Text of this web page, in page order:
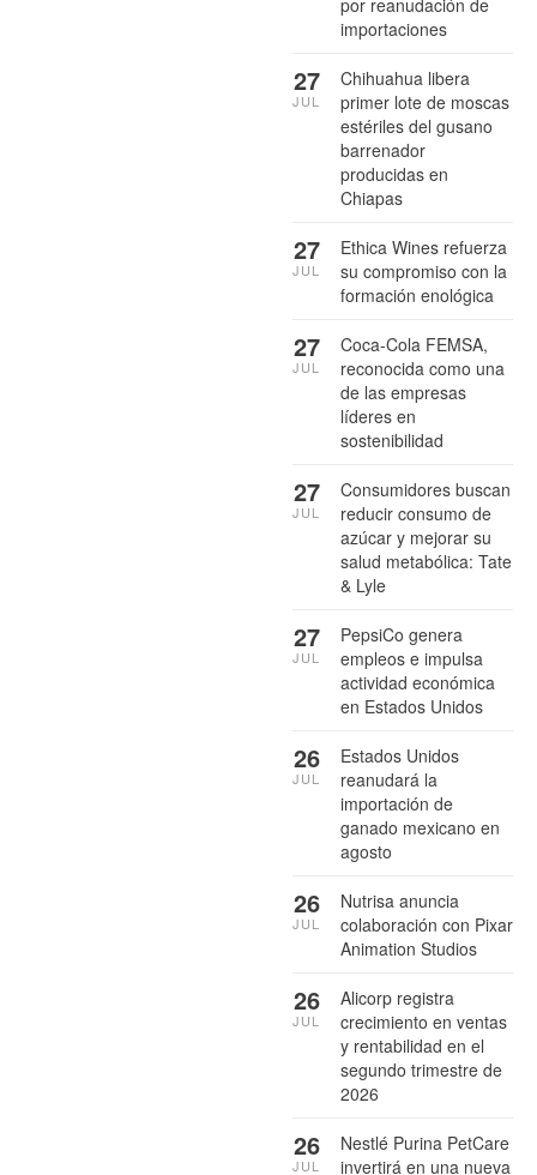
por reanudación de
importaciones
Chihuahua libera
primer lote de moscas
estériles del gusano
barrenador
producidas en
Chiapas
27
JUL
Ethica Wines refuerza
su compromiso con la
formación enológica
27
JUL
Coca-Cola FEMSA,
reconocida como una
de las empresas
líderes en
sostenibilidad
27
JUL
Consumidores buscan
reducir consumo de
azúcar y mejorar su
salud metabólica: Tate
& Lyle
27
JUL
PepsiCo genera
empleos e impulsa
actividad económica
en Estados Unidos
27
JUL
Estados Unidos
reanudará la
importación de
ganado mexicano en
agosto
26
JUL
Nutrisa anuncia
colaboración con Pixar
Animation Studios
26
JUL
Alicorp registra
crecimiento en ventas
y rentabilidad en el
segundo trimestre de
2026
26
JUL
Nestlé Purina PetCare
invertirá en una nueva
26
JUL